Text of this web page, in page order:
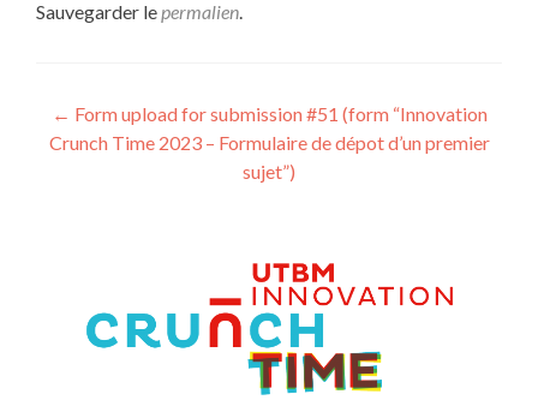
Sauvegarder lepermalien.
Navigation
des
← Form upload for submission #51 (form “Innovation
Crunch Time 2023 – Formulaire de dépot d’un premier
sujet”)